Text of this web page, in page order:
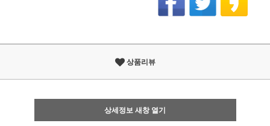
상품리뷰
상세정보 새창 열기